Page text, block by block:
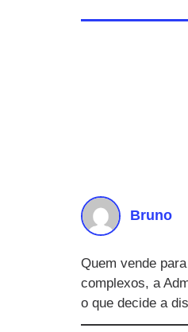
Bruno
Quem vende
complexos, a
o que decide a